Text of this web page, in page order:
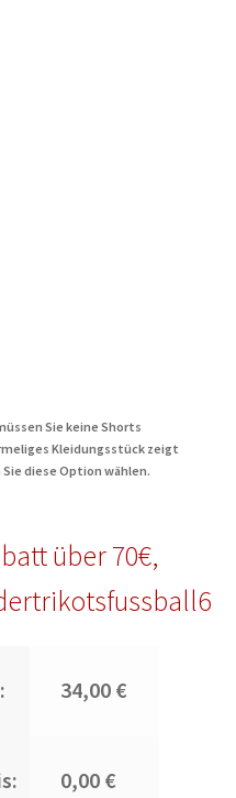
Sie keine Shorts
Kleidungsstück zeigt
diese Option wählen.
über 70€,
34,00 €
0,00 €